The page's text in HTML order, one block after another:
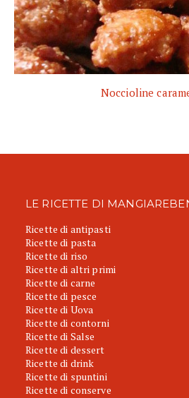
Noccioline
LE RICETTE DI
Ricette di antipasti
Ricette di pasta
Ricette di riso
Ricette di altri primi
Ricette di carne
Ricette di pesce
Ricette di Uova
Ricette di contorni
Ricette di Salse
Ricette di dessert
Ricette di drink
Ricette di spuntini
Ricette di conserve